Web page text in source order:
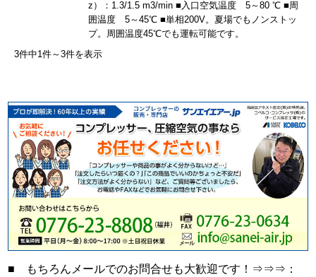
z）：1.3/1.5 m3/min ■入口空気温度 5～80 ℃ ■周
囲温度 5～45℃ ■単相200V。夏場でもノンストッ
プ。周囲温度45℃でも運転可能です。
3件中1件～3件を表示
■ もちろんメールでのお問合せも大歓迎です！⇒⇒⇒：